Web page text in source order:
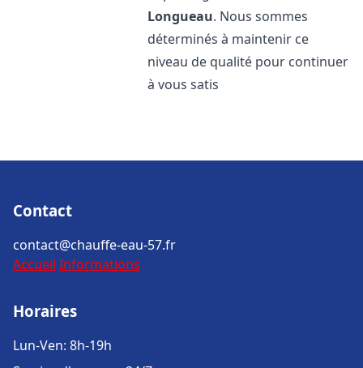
Longueau. Nous sommes
déterminés à maintenir ce
niveau de qualité pour continuer
à vous satis
Contact
contact@chauffe-eau-57.fr
Accueil Informations
Horaires
Lun-Ven: 8h-19h